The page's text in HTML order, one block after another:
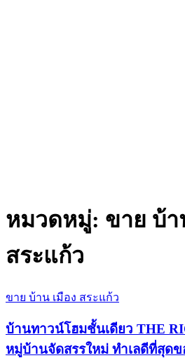
หมวดหมู่: ขาย บ้า
สระแก้ว
ขาย บ้าน เมือง สระแก้ว
บ้านทาวน์โฮมชั้นเดียว THE
หมู่บ้านจัดสรรใหม่ ทำเลดีที่สุดข